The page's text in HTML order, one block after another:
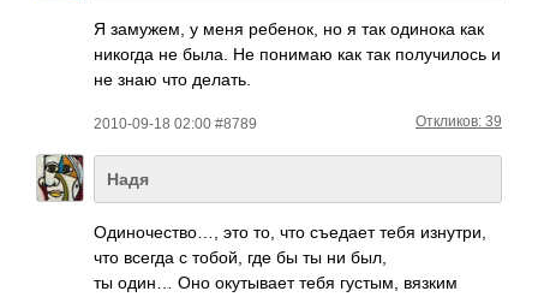
Я замужем, у меня ребенок, но я так одинока как
никогда не была. Не понимаю как так получилось и
не знаю что делать.
2010-09-18 02:00 #8789 Откликов: 39
Надя
Один­очес­тво…, это то, что съедает тебя изну­три,
что всегда с тобой, где бы ты ни был,
ты один… Оно окут­ывает тебя густым, вязким